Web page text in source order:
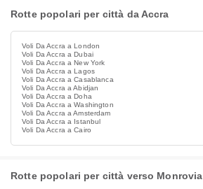
Rotte popolari per città da Accra
Voli Da Accra a London
Voli Da Accra a Dubai
Voli Da Accra a New York
Voli Da Accra a Lagos
Voli Da Accra a Casablanca
Voli Da Accra a Abidjan
Voli Da Accra a Doha
Voli Da Accra a Washington
Voli Da Accra a Amsterdam
Voli Da Accra a Istanbul
Voli Da Accra a Cairo
Rotte popolari per città verso Monrovia